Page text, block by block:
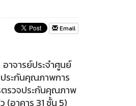
Email
จารย์ประจำศูนย์
ประกันคุณภาพการ
ตรวจประกันคุณภาพ
อาคาร 31 ชั้น 5)